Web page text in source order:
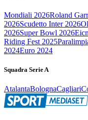
Mondiali 2026Roland
2026Scudetto Inter 2026
2026Super Bowl 2026
Riding Fest 2025
2024Euro 2024
Squadra Serie A
AtalantaBolognaCagliari